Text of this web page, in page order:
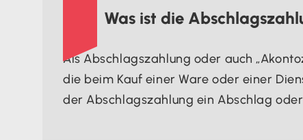
Was ist die
Als Abschlagszahlung oder auch
die beim Kauf einer Ware oder einer
der Abschlagszahlung ein Abschlag